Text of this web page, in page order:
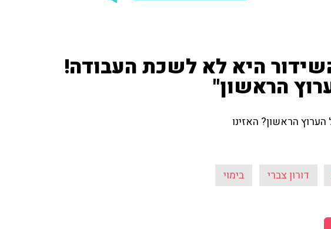
היא לא לשכת העבודה!
הראשון"
הראשון? האזינו
דורון צברי בימוי